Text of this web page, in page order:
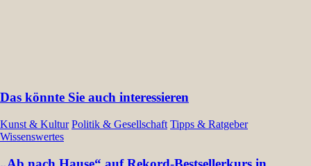
Das könnte Sie auch interessieren
Kunst & Kultur Politik & Gesellschaft Tipps & Ratgeber
Wissenswertes